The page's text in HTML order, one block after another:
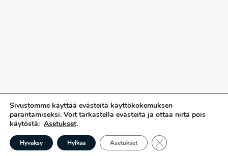
Sivustomme käyttää evästeitä käyttökokemuksen
parantamiseksi. Voit tarkastella evästeitä ja ottaa niitä pois
käytöstä: Asetukset.
Hyväksy Hylkää Asetukset Sulje